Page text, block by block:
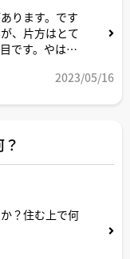
ります。です
、片方はとて
です。やは
2023/05/16
？住む上で何